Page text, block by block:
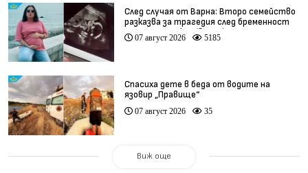
След случая от Варна: Второ семейство
разказва за трагедия след бременност
при същия лекар (видео)
07 август 2026 5185
Спасиха дете в беда от водите на
язовир „Правище“
07 август 2026 35
Виж още